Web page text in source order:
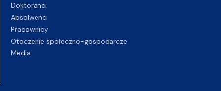
Doktoranci
Absolwenci
Pracownicy
Otoczenie społeczno-gospodarcze
Media